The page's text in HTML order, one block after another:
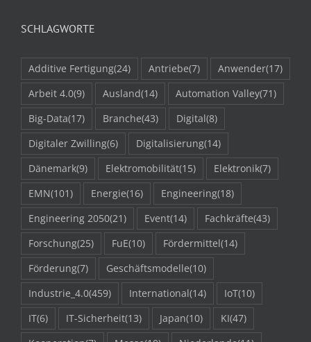
SCHLAGWORTE
Additive Fertigung(24) Antriebe(7) Anwender(17)
Arbeit 4.0(9) Ausland(14) Automation Valley(71)
Big-Data(17) Branche(43) Digital(8)
Digitaler Zwilling(6) Digitalisierung(14)
Dänemark(9) Elektromobilität(15) Elektronik(7)
EMN(101) Energie(16) Engineering(18)
Engineering 2050(21) Event(14) Fachkräfte(43)
Forschung(25) FuE(10) Fördermittel(14)
Förderung(7) Geschäftsmodelle(10)
Industrie_4.0(459) International(14) IoT(10)
IT(6) IT-Sicherheit(13) Japan(10) KI(47)